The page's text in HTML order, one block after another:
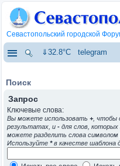
Севастопольский городской
⇓32.8°C telegram
Поиск
Запрос
Ключевые слова:
Вы можете использовать +, чтобы
результатах, и - для слов,
можете разделить слова символом
Используйте *в качестве шаблона